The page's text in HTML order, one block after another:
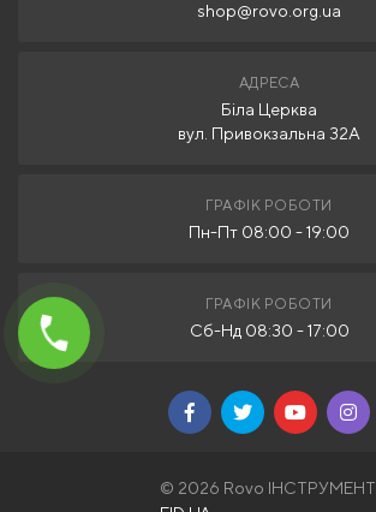
shop@rovo.org.ua
АДРЕСА
Біла Церква
вул. Привокзальна 32А
ГРАФІК РОБОТИ
Пн-Пт 08:00 - 19:00
ГРАФІК РОБОТИ
Сб-Нд 08:30 - 17:00
© 2026 Rovo ІНСТРУМЕНТ.